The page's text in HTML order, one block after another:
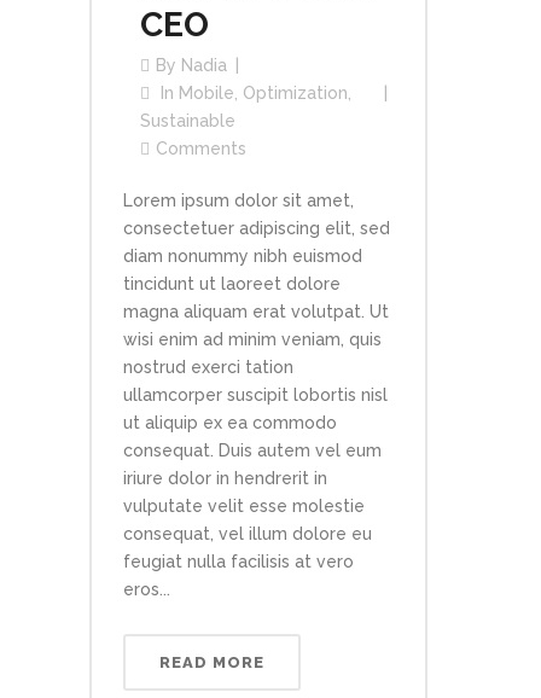
CEO
By Nadia
In Mobile, Optimization,
Sustainable
Comments
Lorem ipsum dolor sit amet,
consectetuer adipiscing elit, sed
diam nonummy nibh euismod
tincidunt ut laoreet dolore
magna aliquam erat volutpat. Ut
wisi enim ad minim veniam, quis
nostrud exerci tation
ullamcorper suscipit lobortis nisl
ut aliquip ex ea commodo
consequat. Duis autem vel eum
iriure dolor in hendrerit in
vulputate velit esse molestie
consequat, vel illum dolore eu
feugiat nulla facilisis at vero
eros...
READ MORE